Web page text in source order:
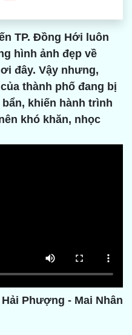
TP. Đồng Hới luôn
hình ảnh đẹp về
đây. Vậy nhưng,
thành phố đang bị
khiến hành trình
khó khăn, nhọc
Hải Phượng - Mai Nhân